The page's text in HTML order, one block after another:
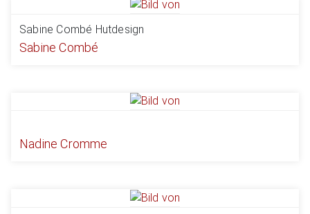
Sabine Combé Hutdesign
Sabine Combé
Nadine Cromme